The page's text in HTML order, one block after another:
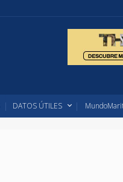
DATOS ÚTILES